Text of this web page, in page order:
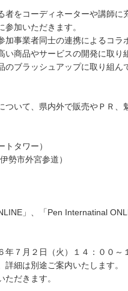
コーディネーターや講師に充
加いただきます。
業者同士の連携によるコラ
やサービスの開発に取り組
ッシュアップに取り組んで
、県内外で販売やＰＲ、魅
ワー）
外宮参道）
、「Pen Internatinal
２日（火）１４：００～１
は別途ご案内いたします。
きます。